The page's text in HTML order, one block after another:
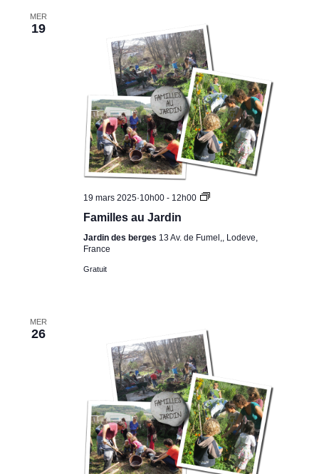
MER
19
19 mars 2025·10h00- 12h00
Familles
Familles au Jardin
Jardin des berges 13 Av. de Fumel,, Lodeve,
France
Gratuit
MER
26